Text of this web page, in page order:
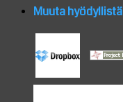
Muuta hyödyllistä